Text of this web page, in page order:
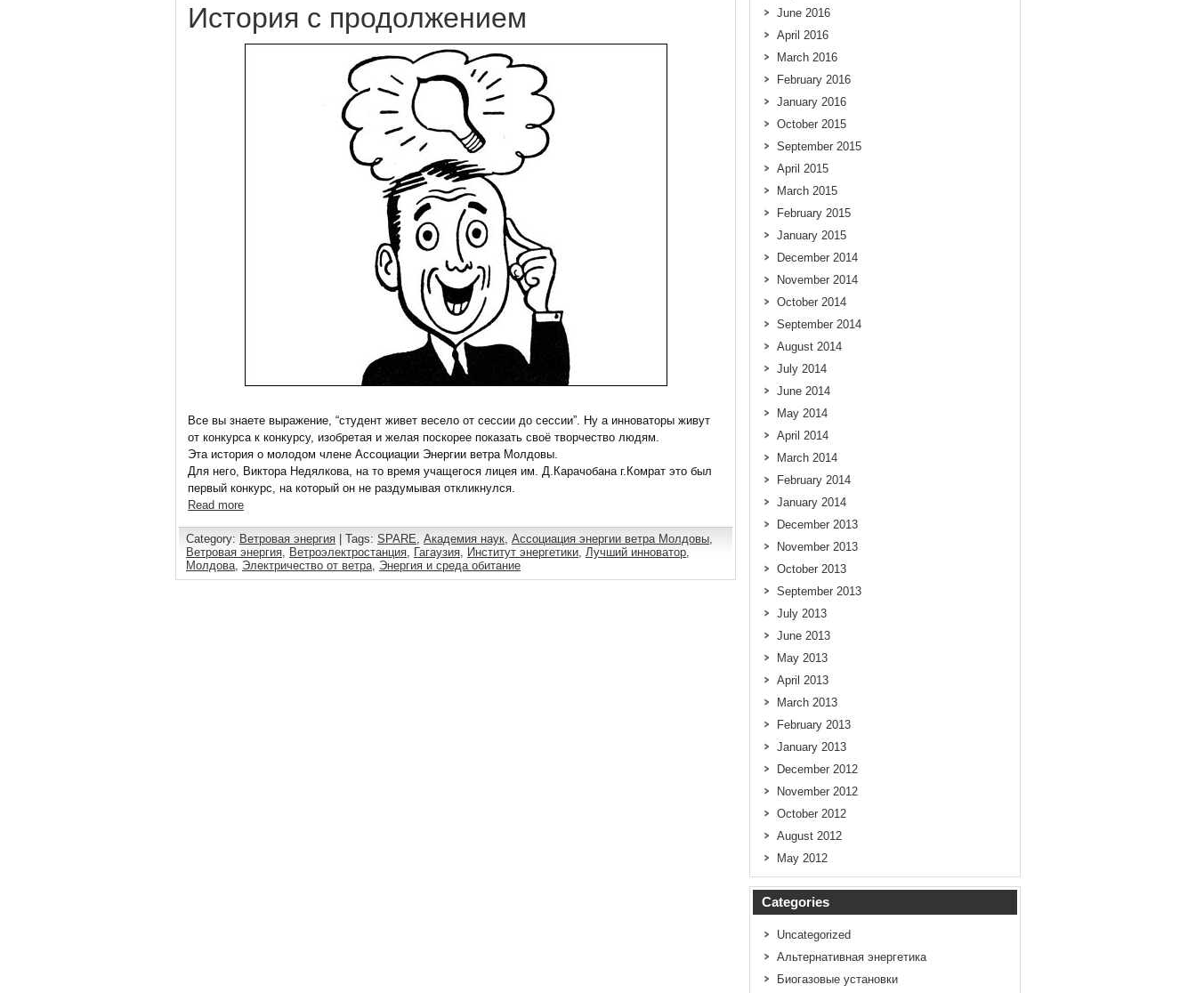
История с продолжением
Все вы знаете выражение, “студент живет весело от сессии до сессии”. Ну а инноваторы живут
от конкурса к конкурсу, изобретая и желая поскорее показать своё творчество людям.
Эта история о молодом члене Ассоциации Энергии ветра Молдовы.
Для него, Виктора Недялкова, на то время учащегося лицея им. Д.Карачобана г.Комрат это был
первый конкурс, на который он не раздумывая откликнулся.
Read more
Category: Ветровая энергия | Tags: SPARE Академия наук Ассоциация энергии ветра Молдовы
Ветровая энергия Ветроэлектростанция Гагаузия Институт энергетики Лучший инноватор
Молдова Электричество от ветра Энергия и среда обитание
June 2016
April 2016
March 2016
February 2016
January 2016
October 2015
September 2015
April 2015
March 2015
February 2015
January 2015
December 2014
November 2014
October 2014
September 2014
August 2014
July 2014
June 2014
May 2014
April 2014
March 2014
February 2014
January 2014
December 2013
November 2013
October 2013
September 2013
July 2013
June 2013
May 2013
April 2013
March 2013
February 2013
January 2013
December 2012
November 2012
October 2012
August 2012
May 2012
Categories
Uncategorized
Альтернативная энергетика
Биогазовые установки